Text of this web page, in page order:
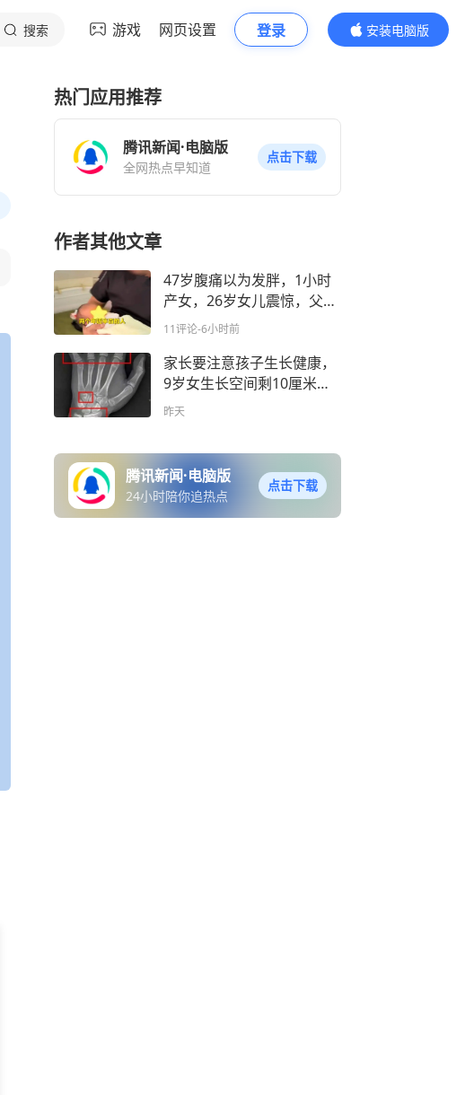
搜索 游戏 网页设置 登录
安装电脑版
内容更精彩
热门应用推荐
腾讯新闻·电脑版
全网热点早知道
点击下载
作者其他文章
47岁腹痛以为发胖，1小时
产女，26岁女儿震惊，父亲
抗拒变女儿奴
11评论-6小时前
家长要注意孩子生长健康，
9岁女生长空间剩10厘米！7
岁女美甲贴致早熟！
昨天
腾讯新闻·电脑版
24小时陪你追热点
点击下载